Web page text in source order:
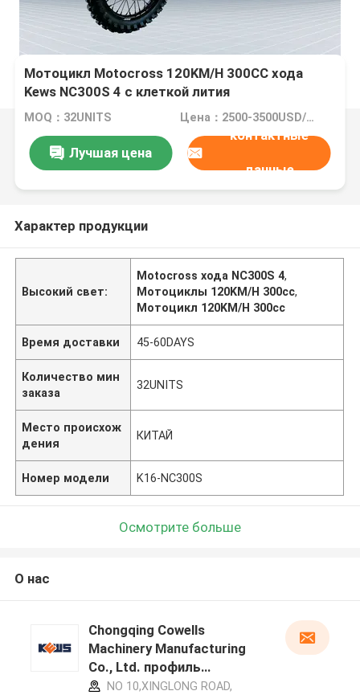
Мотоцикл Motocross 120KM/H 300CC хода
Kews NC300S 4 с клеткой лития
MOQ：32UNITS Цена：2500-3500USD/PIECE
Лучшая цена
контактные
данные
Характер продукции
Высокий свет:
Motocross хода NC300S 4,
Мотоциклы 120KM/H 300cc,
Мотоцикл 120KM/H 300cc
Время доставки 45-60DAYS
Количество мин
заказа
32UNITS
Место происхож
дения
КИТАЙ
Номер модели K16-NC300S
Осмотрите больше
О нас
Chongqing Cowells
Machinery Manufacturing
Co., Ltd. профиль
производителя
NO 10,XINGLONG ROAD,